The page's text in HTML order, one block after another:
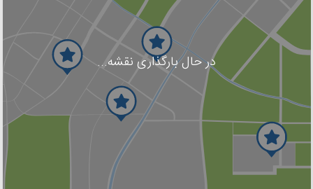
در حال بارگذاری نقشه...
گوگل